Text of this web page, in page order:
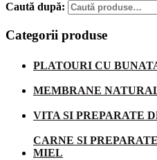
Caută după:
Categorii produse
PLATOURI CU
MEMBRANE
VITA SI PREPARATE
CARNE SI
MIEL